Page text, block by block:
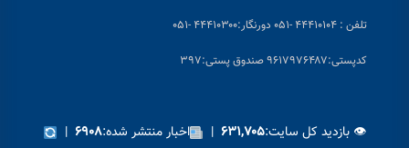
تلفن : ۴۴۴۱۰۱۰۴ -۰۵۱ دورنگار:۴۴۴۱۰۳۰۰ -۰۵۱
کدپستی:۹۶۱۷۹۷۶۴۸۷ صندوق پستی:۳۹۷
👁 بازدید کل سایت:۶۳۱,۷۰۵ | اخبار منتشر شده:۶۹۰۸ |